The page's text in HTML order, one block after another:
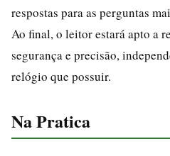
respostas para as perguntas
Ao final, o leitor estará apto a
segurança e precisão,
relógio que possuir.
Na Pratica